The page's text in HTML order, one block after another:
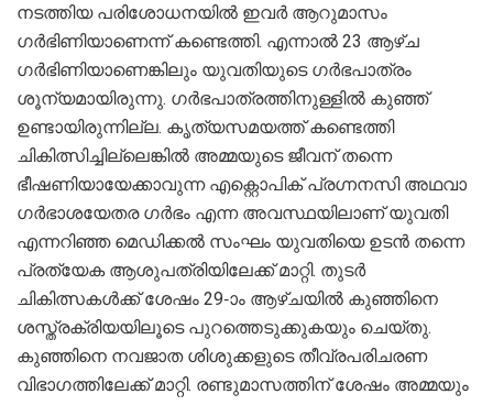
നടത്തിയ പരിശോധനയിൽ ഇവർ ആറുമാസം
ഗർഭിണിയാണെന്ന് കണ്ടെത്തി. എന്നാൽ 23 ആഴ്ച
ഗർഭിണിയാണെങ്കിലും യുവതിയുടെ ഗർഭപാത്രം
ശൂന്യമായിരുന്നു. ഗർഭപാത്രത്തിനുള്ളിൽ കുഞ്ഞ്
ഉണ്ടായിരുന്നില്ല. കൃത്യസമയത്ത് കണ്ടെത്തി
ചികിത്സിച്ചില്ലെങ്കിൽ അമ്മയുടെ ജീവന് തന്നെ
ഭീഷണിയായേക്കാവുന്ന എക്റ്റൊപിക് പ്രഗ്നനസി അഥവാ
ഗർഭാശയേതര ഗർഭം എന്ന അവസ്ഥയിലാണ് യുവതി
എന്നറിഞ്ഞ മെഡിക്കൽ സംഘം യുവതിയെ ഉടൻ തന്നെ
പ്രത്യേക ആശുപത്രിയിലേക്ക് മാറ്റി. തുടർ
ചികിത്സകൾക്ക് ശേഷം 29-ാം ആഴ്ചയിൽ കുഞ്ഞിനെ
ശസ്ത്രക്രിയയിലൂടെ പുറത്തെടുക്കുകയും ചെയ്തു.
കുഞ്ഞിനെ നവജാത ശിശുക്കളുടെ തീവ്രപരിചരണ
വിഭാഗത്തിലേക്ക് മാറ്റി. രണ്ടുമാസത്തിന് ശേഷം അമ്മയും